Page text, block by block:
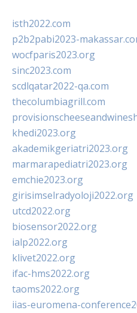
isth2022.com
p2b2pabi2023-
wocfparis2023.org
sinc2023.com
scdlqatar2022-qa.com
thecolumbiagrill.com
khedi2023.org
akademikgeriatri2023.org
marmarapediatri2023.org
emchie2023.org
girisimselradyoloji2022.org
utcd2022.org
biosensor2022.org
ialp2022.org
klivet2022.org
ifac-hms2022.org
taoms2022.org
iias-euromena-